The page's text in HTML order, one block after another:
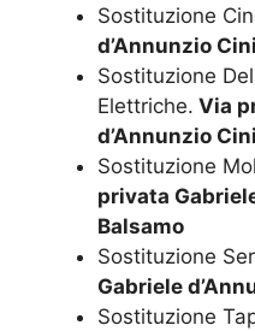
Sostituzione
d’Annunzio
Sostituzione
Elettriche. Via
d’Annunzio
Sostituzione
privata
Balsamo
Sostituzione
Gabriele
Sostituzione